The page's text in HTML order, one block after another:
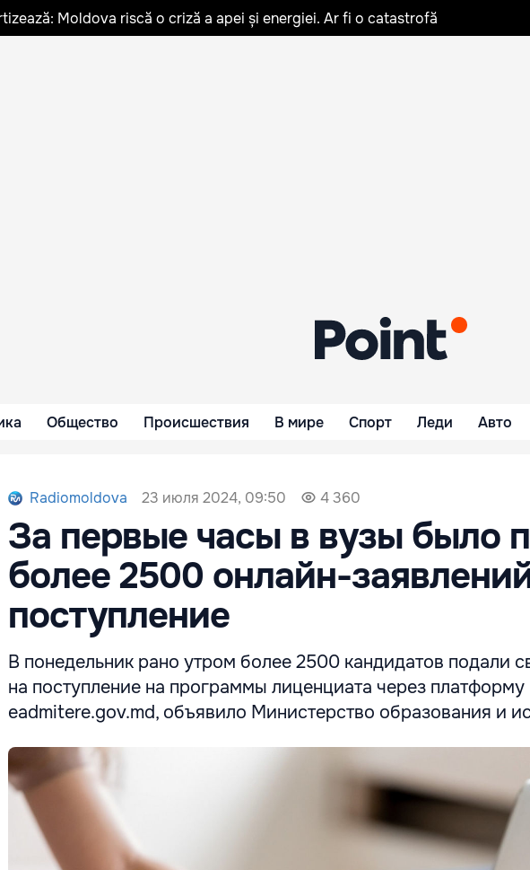
Moldova riscă o criză a apei și energiei. Ar fi o catastrofă
Общество Происшествия В мире Спорт Леди Авто
Radiomoldova 23 июля 2024, 09:50 4 360
За первые часы в вузы было
более 2500 онлайн-
поступление
В понедельник рано утром более 2500 кандидатов подали
на поступление на программы лиценциата через платформу
eadmitere.gov.md, объявило Министерство образования и